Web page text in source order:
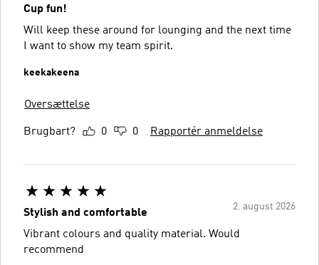
Cup fun!
Will keep these around for lounging and the next time
I want to show my team spirit.
keekakeena
Oversættelse
Brugbart? 0 0 Rapportér anmeldelse
2. august 2026
Stylish and comfortable
Vibrant colours and quality material. Would
recommend